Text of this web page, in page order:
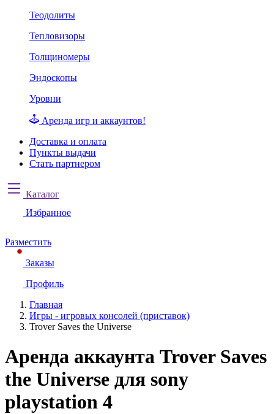
Теодолиты
Тепловизоры
Толщиномеры
Эндоскопы
Уровни
Аренда игр и аккаунтов!
Доставка и оплата
Пункты выдачи
Стать партнером
Каталог
Избранное
Разместить
Заказы
Профиль
Главная
Игры - игровых консолей (приставок)
Trover Saves the Universe
Аренда аккаунта Trover Saves
the Universe для sony
playstation 4